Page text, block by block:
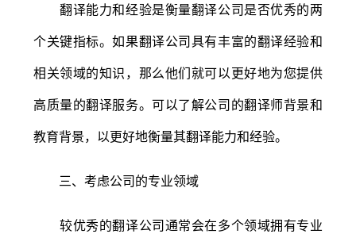
翻译能力和经验是衡量翻译公司是否优秀的两
个关键指标。如果翻译公司具有丰富的翻译经验和
相关领域的知识，那么他们就可以更好地为您提供
高质量的翻译服务。可以了解公司的翻译师背景和
教育背景，以更好地衡量其翻译能力和经验。
三、考虑公司的专业领域
较优秀的翻译公司通常会在多个领域拥有专业